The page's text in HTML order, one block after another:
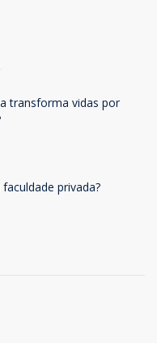
transforma vidas por
privada?